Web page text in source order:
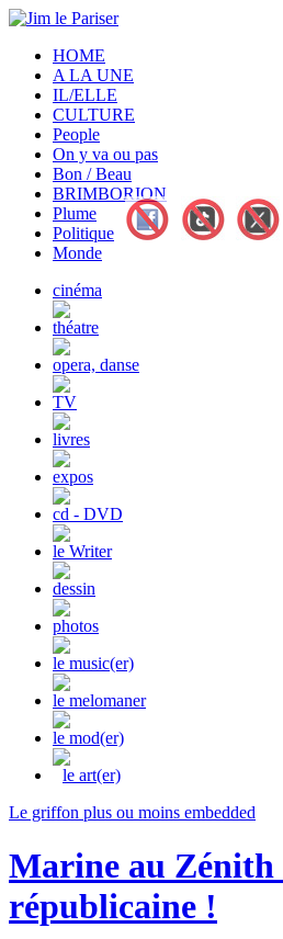
HOME
A LA UNE
IL/ELLE
CULTURE
People
On y va ou pas
Bon / Beau
BRIMBORION
Plume
Politique
Monde
cinéma
théatre
opera, danse
TV
livres
expos
cd - DVD
le Writer
dessin
photos
le music(er)
le melomaner
le mod(er)
le art(er)
Le griffon plus ou moins embedded
Marine au Zénith
républicaine !